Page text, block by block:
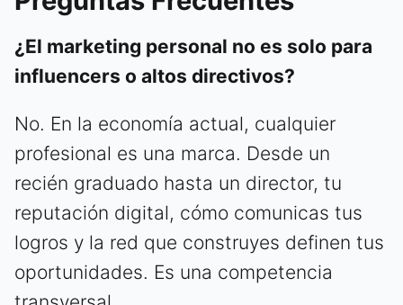
¿El marketing personal no es solo para
influencers o altos directivos?
No. En la economía actual, cualquier
profesional es una marca. Desde un
recién graduado hasta un director, tu
reputación digital, cómo comunicas tus
logros y la red que construyes definen tus
oportunidades. Es una competencia